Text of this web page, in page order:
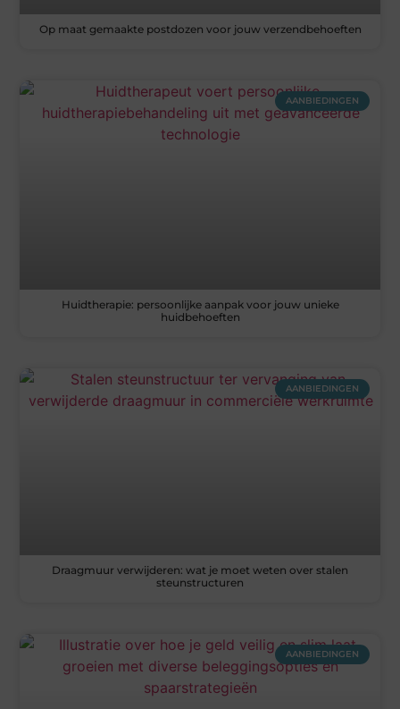
Op maat gemaakte postdozen voor jouw verzendbehoeften
AANBIEDINGEN
Huidtherapie: persoonlijke aanpak voor jouw unieke
huidbehoeften
AANBIEDINGEN
Draagmuur verwijderen: wat je moet weten over stalen
steunstructuren
AANBIEDINGEN